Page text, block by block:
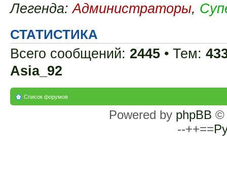
Легенда:Администраторы,
СТАТИСТИКА
Всего сообщений: 2445 • Тем:
Asia_92
Список форумов
Powered by phpBB ©
--++==